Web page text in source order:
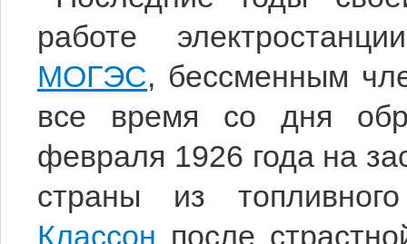
работе
МОГЭС, бессменным
все время со дня
февраля 1926 года на
страны из
Классон после